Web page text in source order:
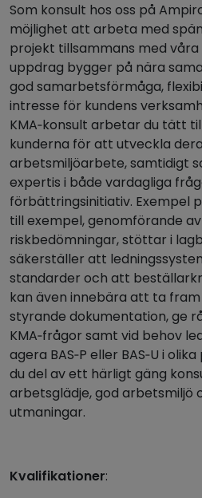
Som konsult hos oss på
möjlighet att arbeta med
projekt tillsammans med
uppdrag bygger på nära
god samarbetsförmåga,
intresse för kundens
KMA‑konsult arbetar du tätt
kunderna för att utveckla
arbetsmiljöarbete, samtidigt
expertis i både vardagliga
förbättringsinitiativ. Exempel
till exempel, genomförande
riskbedömningar, stöttar i
säkerställer att
standarder och att
kan även innebära att ta
styrande dokumentation, ge
KMA‑frågor samt vid behov
agera BAS‑P eller BAS‑U i
du del av ett härligt gäng
arbetsglädje, god arbetsmiljö
utmaningar.
Kvalifikationer: